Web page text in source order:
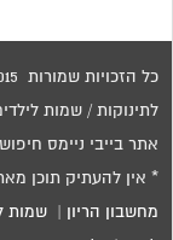
לתינוקות / שמות
אתר בייבי ניימס
* אין להעתיק תוכן
מחשבון הריון |שמות